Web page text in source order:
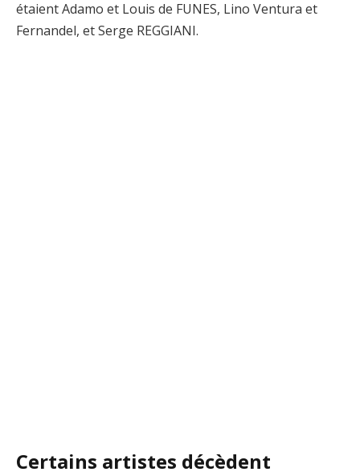
étaient Adamo et Louis de FUNES, Lino Ventura et
Fernandel, et Serge REGGIANI.
Certains artistes décèdent